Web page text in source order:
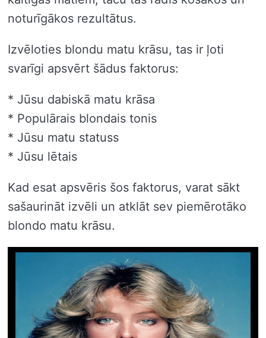
noturīgākos rezultātus.
Izvēloties blondu matu krāsu, tas ir ļoti
svarīgi apsvērt šādus faktorus:
* Jūsu dabiskā matu krāsa
* Populārais blondais tonis
* Jūsu matu statuss
* Jūsu lētais
Kad esat apsvēris šos faktorus, varat sākt
sašaurināt izvēli un atklāt sev piemērotāko
blondo matu krāsu.